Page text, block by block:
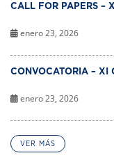
CALL FOR PAPERS
enero 23, 2026
CONVOCATORIA –
enero 23, 2026
VER MÁS